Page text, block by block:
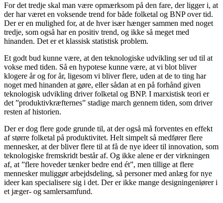
For det tredje skal man være opmærksom på den fare, der ligger i, at
der har været en voksende trend for både folketal og BNP over tid.
Der er en mulighed for, at de hver især hænger sammen med noget
tredje, som også har en positiv trend, og ikke så meget med
hinanden. Det er et klassisk statistisk problem.
Et godt bud kunne være, at den teknologiske udvikling ser ud til at
vokse med tiden. Så en hypotese kunne være, at vi blot bliver
klogere år og for år, ligesom vi bliver flere, uden at de to ting har
noget med hinanden at gøre, eller sådan at en på forhånd given
teknologisk udvikling driver folketal og BNP. I marxistisk teori er
det ”produktivkræfternes” stadige march gennem tiden, som driver
resten af historien.
Der er dog flere gode grunde til, at der også må forventes en effekt
af større folketal på produktivitet. Helt simpelt så medfører flere
mennesker, at der bliver flere til at få de nye ideer til innovation, som
teknologiske fremskridt består af. Og ikke alene er der virkningen
af, at ”flere hoveder tænker bedre end ét”, men tillige at flere
mennesker muliggør arbejdsdeling, så personer med anlæg for nye
ideer kan specialisere sig i det. Der er ikke mange designingeniører i
et jæger- og samlersamfund.